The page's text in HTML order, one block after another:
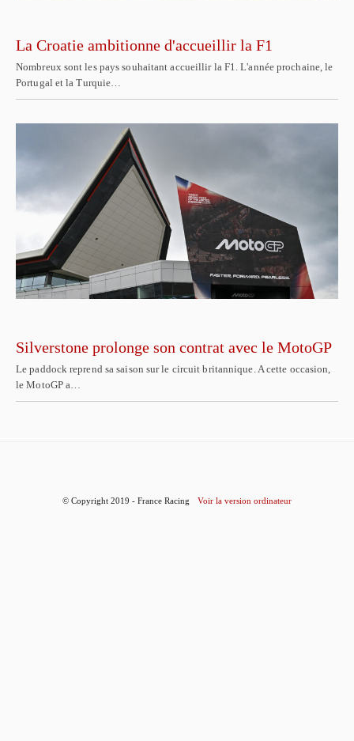
La Croatie ambitionne d'accueillir la F1
Nombreux sont les pays souhaitant accueillir la F1. L'année prochaine, le
Portugal et la Turquie…
Silverstone prolonge son contrat avec le MotoGP
Le paddock reprend sa saison sur le circuit britannique. A cette occasion,
le MotoGP a…
© Copyright 2019 - France Racing Voir la version ordinateur